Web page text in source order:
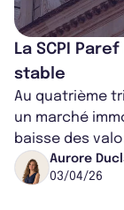
La SCPI
stable
Au quatrième
un marché
baisse des
de s'orienter
Aurore
03/04/26